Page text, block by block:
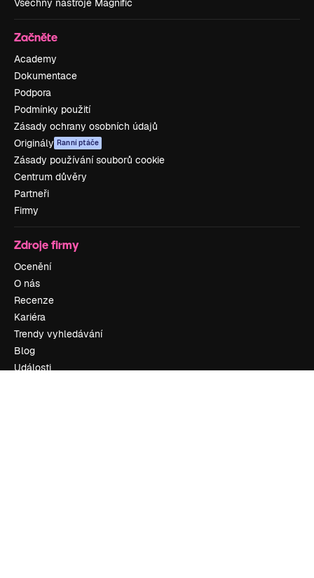
Všechny nástroje Magnific
Začněte
Academy
Dokumentace
Podpora
Podmínky použití
Zásady ochrany osobních údajů
Originály Ranní ptáče
Zásady používání souborů cookie
Centrum důvěry
Partneři
Firmy
Zdroje firmy
Ocenění
O nás
Recenze
Kariéra
Trendy vyhledávání
Blog
Události